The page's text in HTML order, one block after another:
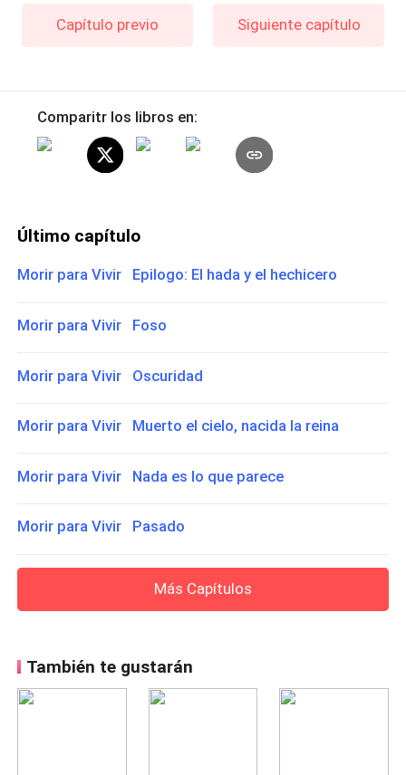
Capítulo previo Siguiente capítulo
Comparitr los libros en:
Último capítulo
Morir para Vivir Epilogo: El hada y el hechicero
Morir para Vivir Foso
Morir para Vivir Oscuridad
Morir para Vivir Muerto el cielo, nacida la reina
Morir para Vivir Nada es lo que parece
Morir para Vivir Pasado
Más Capítulos
También te gustarán